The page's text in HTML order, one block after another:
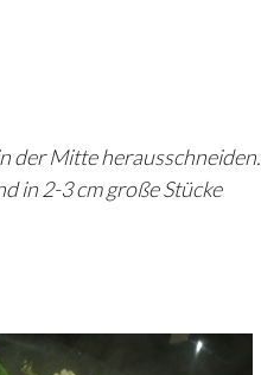
der Mitte herausschneiden.
in 2-3 cm große Stücke